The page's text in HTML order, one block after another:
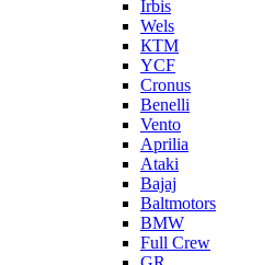
Irbis
Wels
КТМ
YCF
Cronus
Benelli
Vento
Aprilia
Ataki
Bajaj
Baltmotors
BMW
Full Crew